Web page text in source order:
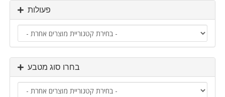
פעולות
בחרו סוג מטבע